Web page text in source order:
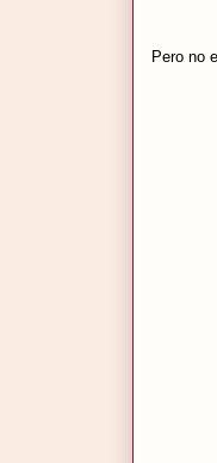
Pero no